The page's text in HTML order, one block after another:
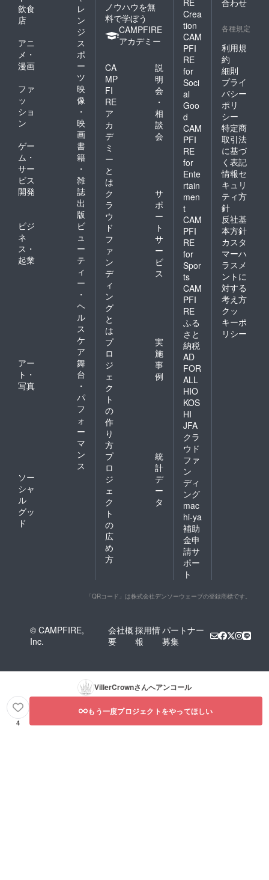
飲食
店
レ
ン
ジ
アニ
メ・
漫画
ス
ポ
ー
ツ
ファ
ッ
ショ
ン
映
像
・
映
画
ゲー
ム・
サー
ビス
開発
書
籍
・
雑
誌
出
版
ビジ
ネ
ス・
起業
ビ
ュ
ー
テ
ィ
ー
・
ヘ
ル
ス
ケ
ア
アー
ト・
写真
舞
台
・
パ
フ
ォ
ー
マ
ン
ス
ソー
シャ
ル
グッ
ド
ノウハウを無
料で学ぼう
CAMPFIRE
アカデミー
CA
MP
FI
RE
ア
カ
デ
ミ
ー
と
は
説
明
会
・
相
談
会
ク
ラ
ウ
ド
フ
ァ
ン
デ
ィ
ン
グ
と
は
サ
ポ
ー
ト
サ
ー
ビ
ス
プ
ロ
ジ
ェ
ク
ト
の
作
り
方
実
施
事
例
プ
ロ
ジ
ェ
ク
ト
の
広
め
方
統
計
デ
ー
タ
Crea
tion
CAM
PFI
RE
for
Soci
al
Goo
d
CAM
PFI
RE
for
Ente
rtain
men
t
CAM
PFI
RE
for
Spor
ts
CAM
PFI
RE
ふる
さと
納税
AD
FOR
ALL
HIO
KOS
HI
JFA
クラ
ウド
ファ
ン
ディ
ング
mac
hi-ya
補助
金申
請サ
ポー
ト
各種規定
利用規
約
細則
プライ
バシー
ポリ
シー
特定商
取引法
に基づ
く表記
情報セ
キュリ
ティ方
針
反社基
本方針
カスタ
マーハ
ラスメ
ントに
対する
考え方
クッ
キーポ
リシー
「QRコード」は株式会社デンソーウェーブの登録商標です。
© CAMPFIRE,
Inc.
会社概
要
採用情
報
パートナー
募集
VillerCrownさんへアンコール
4
もう一度プロジェクトをやってほしい